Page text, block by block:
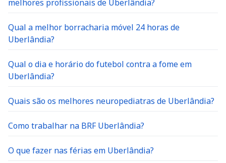
melhores profissionais de Uberlândia?
Qual a melhor borracharia móvel 24 horas de
Uberlândia?
Qual o dia e horário do futebol contra a fome em
Uberlândia?
Quais são os melhores neuropediatras de Uberlândia?
Como trabalhar na BRF Uberlândia?
O que fazer nas férias em Uberlândia?